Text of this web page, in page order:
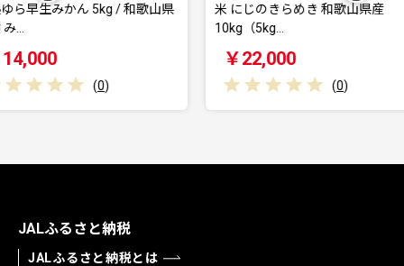
/ 和歌山県
米 にじのきらめき 和歌山県産
(0)
ゆら早生
JALふるさと納税
JALふるさと納税とは